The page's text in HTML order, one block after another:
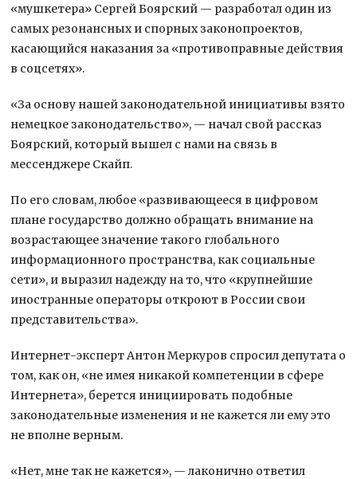
«мушкетера» Сергей Боярский — разработал один из
самых резонансных и спорных законопроектов,
касающийся наказания за «противоправные действия
в соцсетях».
«За основу нашей законодательной инициативы взято
немецкое законодательство», — начал свой рассказ
Боярский, который вышел с нами на связь в
мессенджере Скайп.
По его словам, любое «развивающееся в цифровом
плане государство должно обращать внимание на
возрастающее значение такого глобального
информационного пространства, как социальные
сети», и выразил надежду на то, что «крупнейшие
иностранные операторы откроют в России свои
представительства».
Интернет-эксперт Антон Меркуров спросил депутата о
том, как он, «не имея никакой компетенции в сфере
Интернета», берется инициировать подобные
законодательные изменения и не кажется ли ему это
не вполне верным.
«Нет, мне так не кажется», — лаконично ответил